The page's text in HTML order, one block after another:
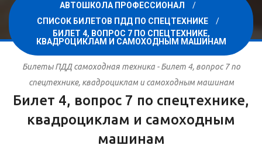
АВТОШКОЛА ПРОФЕССИОНАЛ
СПИСОК БИЛЕТОВ ПДД ПО СПЕЦТЕХНИКЕ
БИЛЕТ 4, ВОПРОС 7 ПО СПЕЦТЕХНИКЕ,
КВАДРОЦИКЛАМ И САМОХОДНЫМ МАШИНАМ
Билеты ПДД самоходная техника - Билет 4, вопрос 7 по
спецтехнике, квадроциклам и самоходным машинам
Билет 4, вопрос 7 по спецтехнике,
квадроциклам и самоходным
машинам